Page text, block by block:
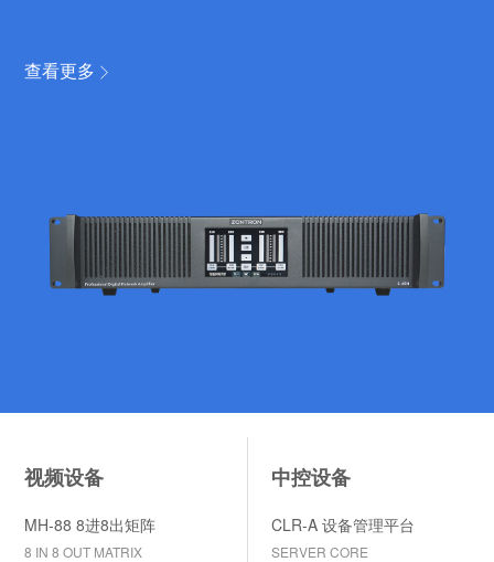
查看更多
视频设备
MH-88 8进8出矩阵
8 IN 8 OUT MATRIX
中控设备
CLR-A 设备管理平台
SERVER CORE